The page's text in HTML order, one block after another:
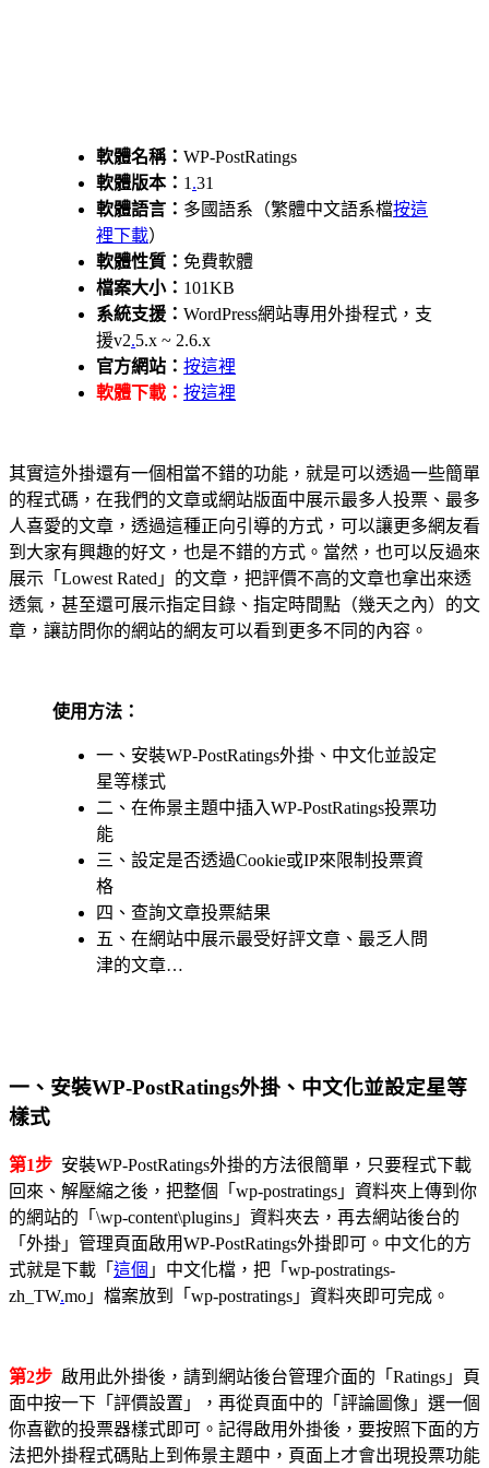
軟體名稱： WP-PostRatings
軟體版本： 1 .31
軟體語言： 多國語系（繁體中文語系檔按這
裡下載）
軟體性質： 免費軟體
檔案大小： 101KB
系統支援： WordPress網站專用外掛程式，支
援v2.5.x ~ 2.6.x
官方網站： 按這裡
軟體下載： 按這裡
其實這外掛還有一個相當不錯的功能，就是可以透過一些簡單
的程式碼，在我們的文章或網站版面中展示最多人投票、最多
人喜愛的文章，透過這種正向引導的方式，可以讓更多網友看
到大家有興趣的好文，也是不錯的方式。當然，也可以反過來
展示「Lowest Rated」的文章，把評價不高的文章也拿出來透
透氣，甚至還可展示指定目錄、指定時間點（幾天之內）的文
章，讓訪問你的網站的網友可以看到更多不同的內容。
使用方法：
一、安裝WP-PostRatings外掛、中文化並設定
星等樣式
二、在佈景主題中插入WP-PostRatings投票功
能
三、設定是否透過Cookie或IP來限制投票資
格
四、查詢文章投票結果
五、在網站中展示最受好評文章、最乏人問
津的文章…
一、安裝WP-PostRatings外掛、中文化並設定星等
樣式
第1步 安裝WP-PostRatings外掛的方法很簡單，只要程式下載
回來、解壓縮之後，把整個「wp-postratings」資料夾上傳到你
的網站的「\wp-content\plugins」資料夾去，再去網站後台的
「外掛」管理頁面啟用WP-PostRatings外掛即可。中文化的方
式就是下載「 這個 」中文化檔，把「wp-postratings-
zh_TW.mo」檔案放到「wp-postratings」資料夾即可完成。
第2步 啟用此外掛後，請到網站後台管理介面的「Ratings」頁
面中按一下「評價設置」，再從頁面中的「評論圖像」選一個
你喜歡的投票器樣式即可。記得啟用外掛後，要按照下面的方
法把外掛程式碼貼上到佈景主題中，頁面上才會出現投票功能